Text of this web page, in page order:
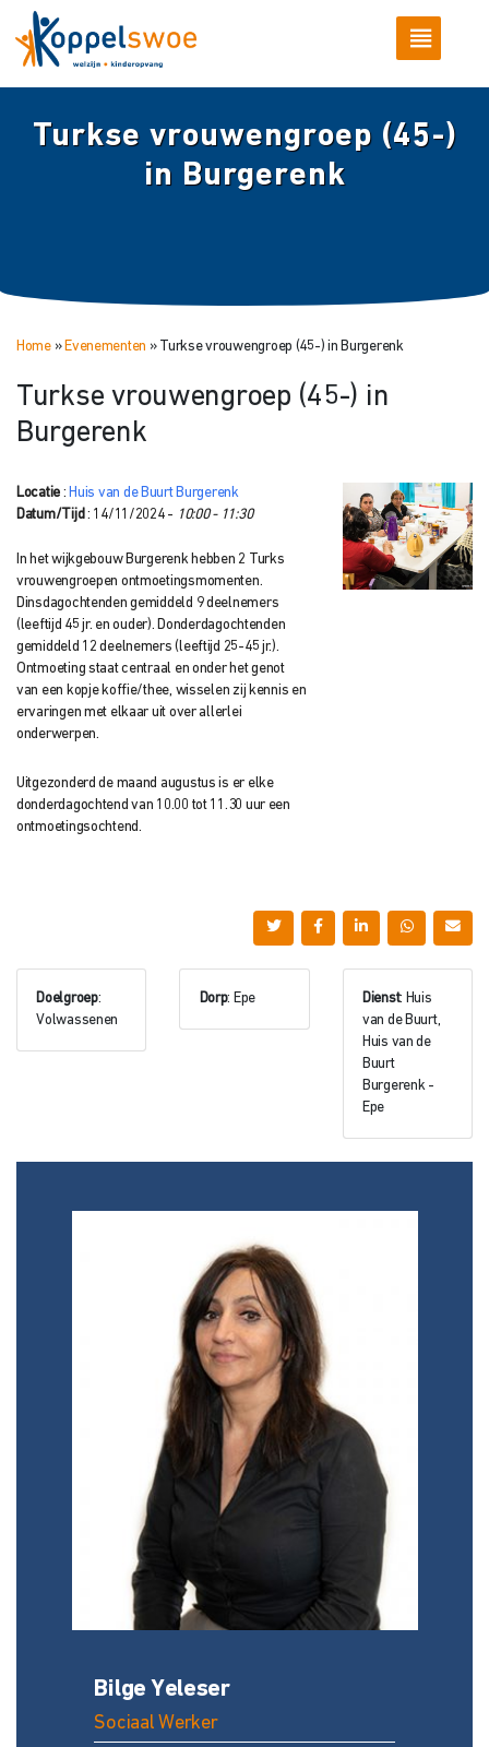
Turkse vrouwengroep (45-)
in Burgerenk
Home» Evenementen » Turkse vrouwengroep (45-) in Burgerenk
Turkse vrouwengroep (45-) in
Burgerenk
Locatie : Huis van de Buurt Burgerenk
Datum/Tijd : 14/11/2024 - 10:00 - 11:30
In het wijkgebouw Burgerenk hebben 2 Turks
vrouwengroepen ontmoetingsmomenten.
Dinsdagochtenden gemiddeld 9 deelnemers
(leeftijd 45 jr. en ouder). Donderdagochtenden
gemiddeld 12 deelnemers (leeftijd 25-45 jr.).
Ontmoeting staat centraal en onder het genot
van een kopje koffie/thee, wisselen zij kennis en
ervaringen met elkaar uit over allerlei
onderwerpen.
Uitgezonderd de maand augustus is er elke
donderdagochtend van 10.00 tot 11.30 uur een
ontmoetingsochtend.
Doelgroep:
Volwassenen
Dorp: Epe Dienst: Huis
van de Buurt,
Huis van de
Buurt
Burgerenk -
Epe
Bilge Yeleser
Sociaal Werker